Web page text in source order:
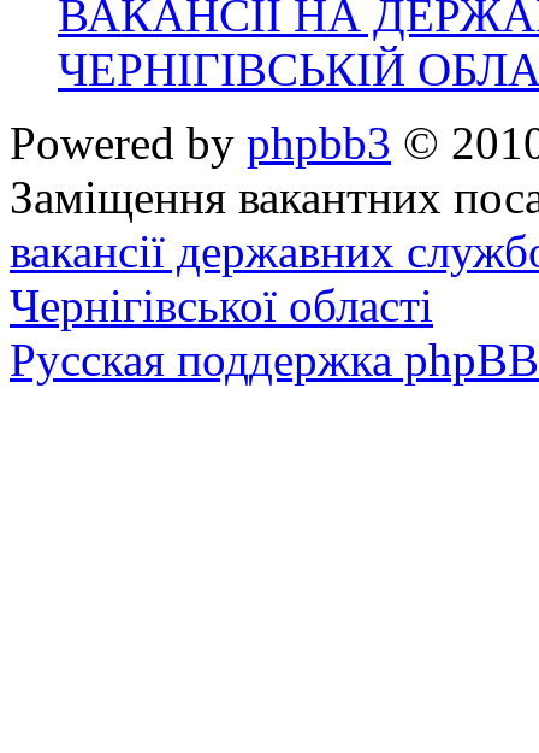
ВАКАНСІЇ НА
ЧЕРНІГІВСЬКІЙ
Powered by phpbb3 ©
Заміщення вакантних
вакансії державних
Чернігівської області
Русская поддержка phpBB